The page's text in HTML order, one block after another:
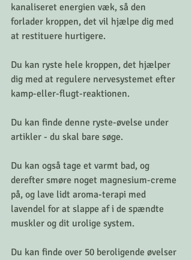
kanaliseret energien væk, så den
forlader kroppen, det vil hjælpe dig med
at restituere hurtigere.
Du kan ryste hele kroppen, det hjælper
dig med at regulere nervesystemet efter
kamp-eller-flugt-reaktionen.
Du kan finde denne ryste-øvelse under
artikler - du skal bare søge.
Du kan også tage et varmt bad, og
derefter smøre noget magnesium-creme
på, og lave lidt aroma-terapi med
lavendel for at slappe af i de spændte
muskler og dit urolige system.
Du kan finde over 50 beroligende øvelser